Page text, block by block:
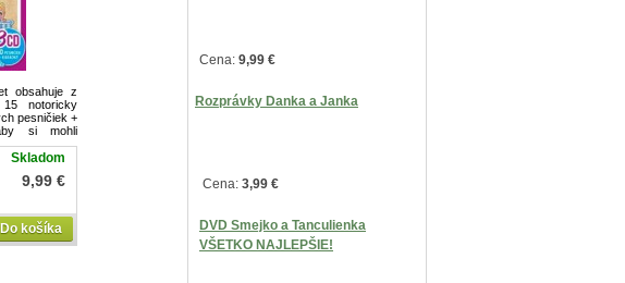
obsahuje z
notoricky
pesničiek +
si mohli
Skladom
9,99 €
Do košíka
Cena: 9,99 €
Rozprávky Danka a Janka
Cena: 3,99 €
DVD Smejko a Tanculienka
VŠETKO NAJLEPŠIE!